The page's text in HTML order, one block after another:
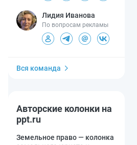
Лидия Иванова
По вопросам рекламы
Вся команда
Авторские колонки на
ppt.ru
Земельное право — колонка